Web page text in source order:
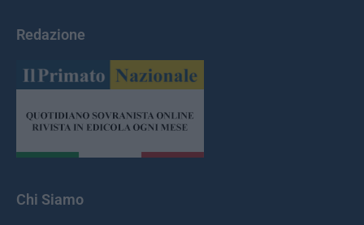
Redazione
Chi Siamo